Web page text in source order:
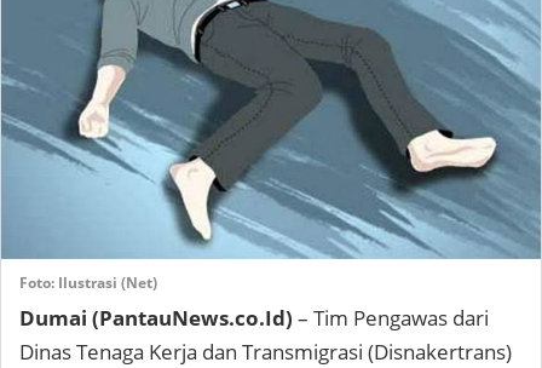
Foto: Ilustrasi (Net)
Dumai (PantauNews.co.Id) – Tim Pengawas dari
Dinas Tenaga Kerja dan Transmigrasi (Disnakertrans)